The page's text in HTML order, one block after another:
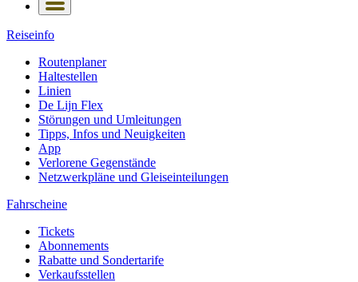
Reiseinfo
Routenplaner
Haltestellen
Linien
De Lijn Flex
Störungen und Umleitungen
Tipps, Infos und Neuigkeiten
App
Verlorene Gegenstände
Netzwerkpläne und Gleiseinteilungen
Fahrscheine
Tickets
Abonnements
Rabatte und Sondertarife
Verkaufsstellen